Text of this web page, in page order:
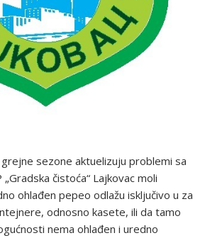
sezone aktuelizuju problemi sa
čistoća“ Lajkovac moli
ohlađen pepeo odlažu isključivo u za
odnosno kasete, ili da tamo
nema ohlađen i uredno